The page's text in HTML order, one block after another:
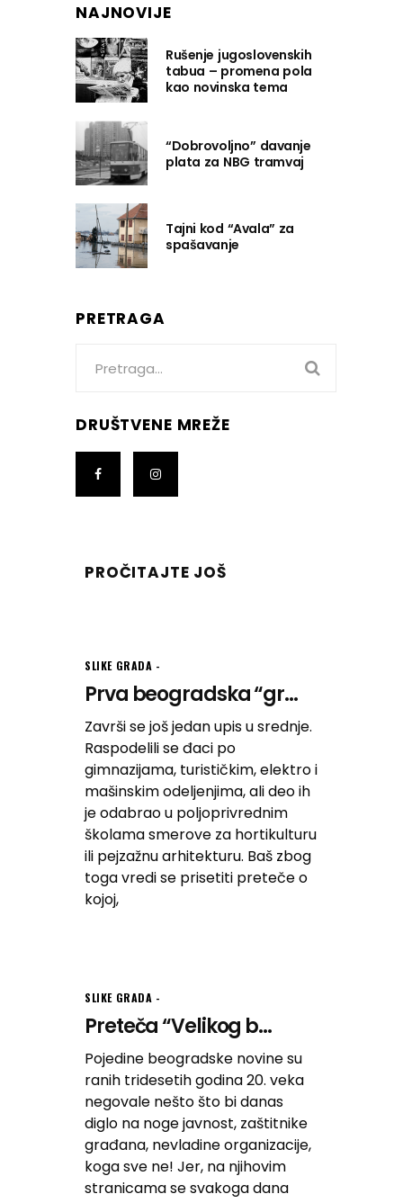
NAJNOVIJE
Rušenje jugoslovenskih
tabua – promena pola
kao novinska tema
“Dobrovoljno” davanje
plata za NBG tramvaj
Tajni kod “Avala” za
spašavanje
PRETRAGA
DRUŠTVENE MREŽE
PROČITAJTE JOŠ
SLIKE GRADA
Prva beogradska “gr...
Završi se još jedan upis u srednje.
Raspodelili se đaci po
gimnazijama, turističkim, elektro i
mašinskim odeljenjima, ali deo ih
je odabrao u poljoprivrednim
školama smerove za hortikulturu
ili pejzažnu arhitekturu. Baš zbog
toga vredi se prisetiti preteče o
kojoj,
SLIKE GRADA
Preteča “Velikog b...
Pojedine beogradske novine su
ranih tridesetih godina 20. veka
negovale nešto što bi danas
diglo na noge javnost, zaštitnike
građana, nevladine organizacije,
koga sve ne! Jer, na njihovim
stranicama se svakoga dana